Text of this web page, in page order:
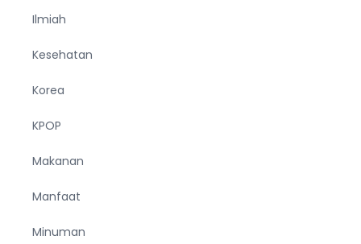
Ilmiah
Kesehatan
Korea
KPOP
Makanan
Manfaat
Minuman